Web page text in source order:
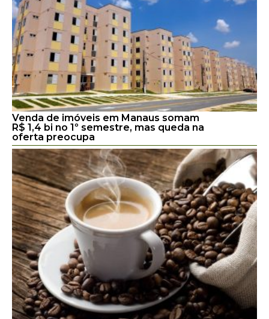
Venda de imóveis em Manaus somam
R$ 1,4 bi no 1º semestre, mas queda na
oferta preocupa